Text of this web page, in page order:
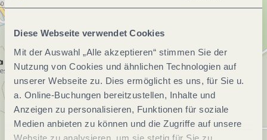
Diese Webseite verwendet Cookies
Mit der Auswahl „Alle akzeptieren“ stimmen Sie der
Nutzung von Cookies und ähnlichen Technologien auf
unserer Webseite zu. Dies ermöglicht es uns, für Sie u.
a. Online-Buchungen bereitzustellen, Inhalte und
Anzeigen zu personalisieren, Funktionen für soziale
Medien anbieten zu können und die Zugriffe auf unsere
Website zu analysieren, um sie stetig für Sie zu